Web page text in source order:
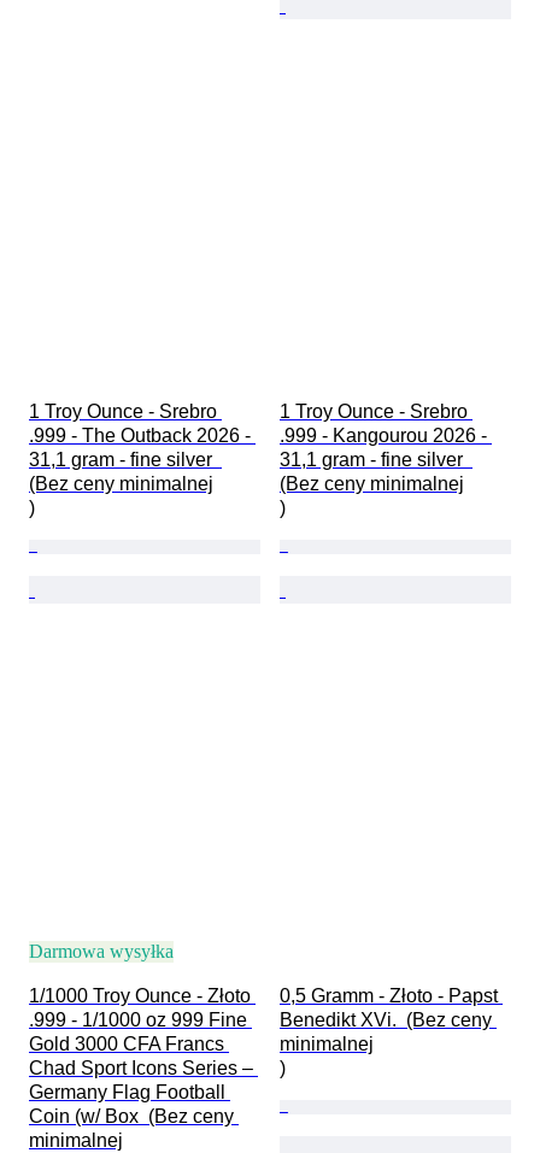
1 Troy Ounce - Srebro
.999 - The Outback 2026 -
31,1 gram - fine silver
(Bez ceny minimalnej
)
1 Troy Ounce - Srebro
.999 - Kangourou 2026 -
31,1 gram - fine silver
(Bez ceny minimalnej
)
Darmowa wysyłka
1/1000 Troy Ounce - Złoto
.999 - 1/1000 oz 999 Fine
Gold 3000 CFA Francs
Chad Sport Icons Series –
Germany Flag Football
Coin (w/ Box  (Bez ceny
minimalnej
0,5 Gramm - Złoto - Papst
Benedikt XVi.  (Bez ceny
minimalnej
)